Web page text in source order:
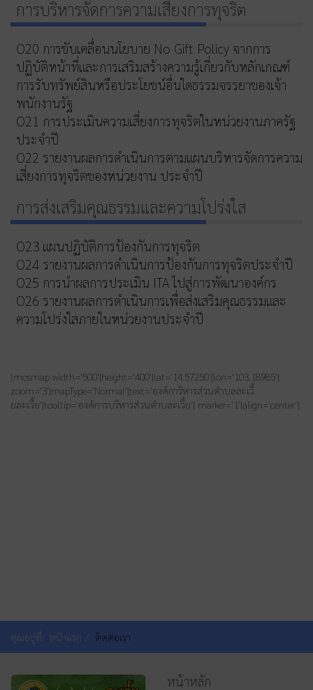
การบริหารจัดการความเสี่ยงการทุจริต
O20 การขับเคลื่อนนโยบาย No Gift Policy จากการ
ปฏิบัติหน้าที่และการเสริมสร้างความรู้เกี่ยวกับหลักเกณฑ์
การรับทรัพย์สินหรือประโยชน์อื่นใดธรรมจรรยาของเจ้า
พนักงานรัฐ
O21 การประเมินความเสี่ยงการทุจริตในหน่วยงานภาครัฐ
ประจำปี
O22 รายงานผลการดำเนินการตามแผนบริหารจัดการความ
เสี่ยงการทุจริตของหน่วยงาน ประจำปี
การส่งเสริมคุณธรรมและความโปร่งใส
O23 แผนปฏิบัติการป้องกันการทุจริต
O24 รายงานผลการดำเนินการป้องกันการทุจริตประจำปี
O25 การนำผลการประเมิน ITA ไปสู่การพัฒนาองค์กร
O26 รายงานผลการดำเนินการเพื่อส่งเสริมคุณธรรมและ
ความโปร่งใสภายในหน่วยงานประจำปี
{mosmap width='500'|height='400'|lat='14.57250'|lon='103.18985'|
zoom='3'|mapType='Normal'|text='องค์การิหารส่วนตำบลละเวี้
ยละเวี้ย'|tooltip='องค์การบริหารส่วนตำบละเวี้ย'| marker='1'|align='center'}
คุณอยู่ที่: หน้าแรก ติดต่อเรา
หน้าหลัก